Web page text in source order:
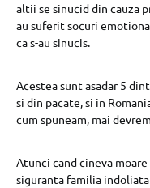
altii se sinucid din cauza
au suferit socuri
ca s-au sinucis.
Acestea sunt asadar 5
si din pacate, si in
cum spuneam, mai
Atunci cand cineva moare
siguranta familia